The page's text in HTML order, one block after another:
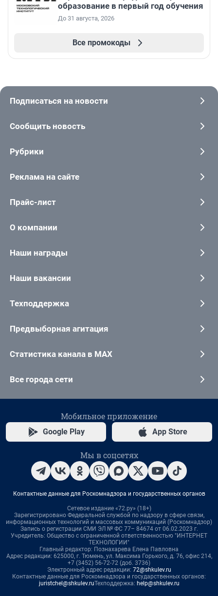
образование в первый год обучения
До 31 августа, 2026
Все промокоды
Подписаться на новости
Сообщить новость
Рубрики
Реклама на сайте
Прайс-лист
О компании
Наши награды
Наши вакансии
Техподдержка
Предвыборная агитация
Статистика канала в MAX
Все города сети
Мобильное приложение
Google Play App Store
Мы в соцсетях
Контактные данные для Роскомнадзора и государственных органов
Сетевое издание «72.ру» (18+)
Зарегистрировано Федеральной службой по надзору в сфере связи,
информационных технологий и массовых коммуникаций (Роскомнадзор)
Запись о регистрации СМИ ЭЛ № ФС 77– 84674 от 06.02.2023 г.
Учредитель: Общество с ограниченной ответственностью "ИНТЕРНЕТ
ТЕХНОЛОГИИ"
Главный редактор: Познахарева Елена Павловна
Адрес редакции: 625000, г. Тюмень, ул. Максима Горького, д. 76, офис 214,
+7 (3452) 56-72-72 (доб. 3736)
Электронный адрес редакции: 72@shkulev.ru
Контактные данные для Роскомнадзора и государственных органов:
juristchel@shkulev.ruТехподдержка: help@shkulev.ru